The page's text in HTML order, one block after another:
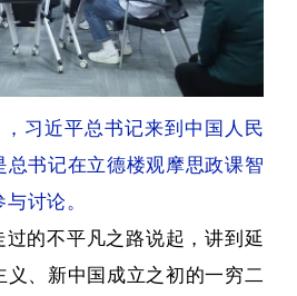
习近平总书记来到中国人民
总书记在立德楼观摩思政课智
讨论。
的不平凡之路说起，讲到延
、新中国成立之初的一穷二